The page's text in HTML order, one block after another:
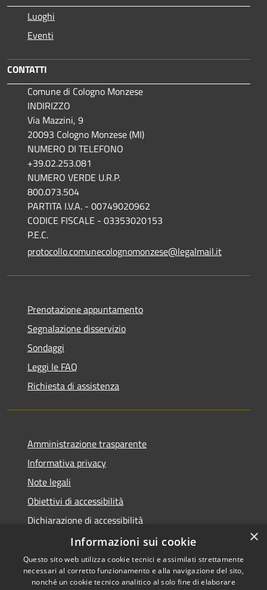
Luoghi
Eventi
CONTATTI
Comune di Cologno Monzese
INDIRIZZO
Via Mazzini, 9
20093 Cologno Monzese (MI)
NUMERO DI TELEFONO
+39.02.253.081
NUMERO VERDE U.R.P.
800.073.504
PARTITA I.V.A. - 00749020962
CODICE FISCALE - 03353020153
P.E.C.
protocollo.comunecolognomonzese@legalmail.it
Prenotazione appuntamento
Segnalazione disservizio
Sondaggi
Leggi le FAQ
Richiesta di assistenza
Amministrazione trasparente
Informativa privacy
Note legali
Obiettivi di accessibilità
Dichiarazione di accessibilità
Open Data
×
Informazioni sui cookie
Questo sito web utilizza cookie tecnici e assimilati strettamente
necessari al corretto funzionamento e alla navigazione del sito,
nonché un cookie tecnico analitico al solo fine di elaborare